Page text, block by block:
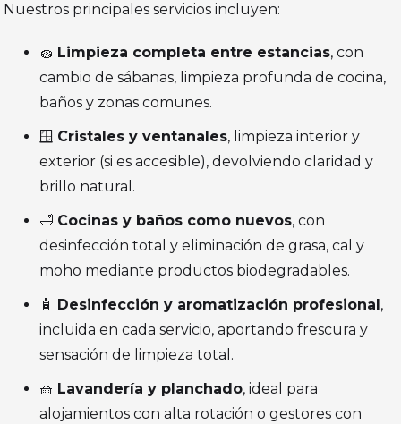
Nuestros principales servicios incluyen:
🧽 Limpieza completa entre estancias, con
cambio de sábanas, limpieza profunda de cocina,
baños y zonas comunes.
🪟 Cristales y ventanales, limpieza interior y
exterior (si es accesible), devolviendo claridad y
brillo natural.
🛁 Cocinas y baños como nuevos, con
desinfección total y eliminación de grasa, cal y
moho mediante productos biodegradables.
🧴
Desinfección y aromatización profesional ,
incluida en cada servicio, aportando frescura y
sensación de limpieza total.
🧺 Lavandería y planchado, ideal para
alojamientos con alta rotación o gestores con